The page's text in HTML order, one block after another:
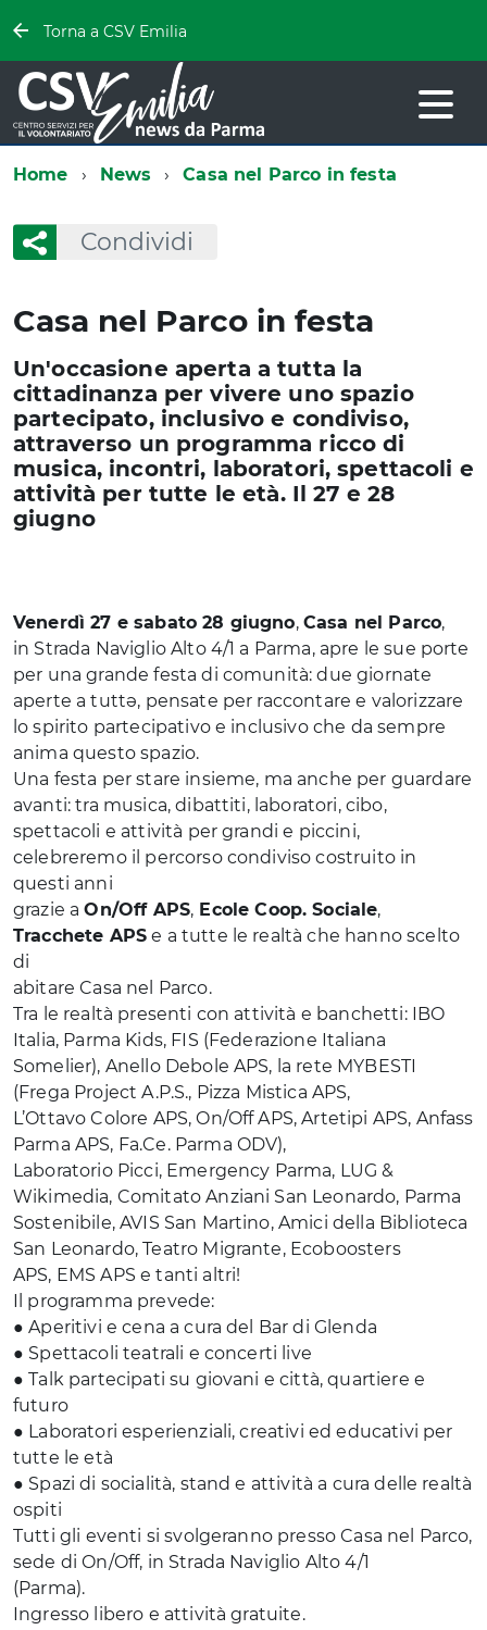
Torna a CSV Emilia
Home News Casa nel Parco in festa
Casa nel Parco in festa
Un'occasione aperta a tutta la
cittadinanza per vivere uno spazio
partecipato, inclusivo e condiviso,
attraverso un programma ricco di
musica, incontri, laboratori, spettacoli e
attività per tutte le età. Il 27 e 28
giugno
Condividi
Venerdì 27 e sabato 28 giugno, Casa nel Parco,
in Strada Naviglio Alto 4/1 a Parma, apre le sue porte
per una grande festa di comunità: due giornate
aperte a tuttə, pensate per raccontare e valorizzare
lo spirito partecipativo e inclusivo che da sempre
anima questo spazio.
Una festa per stare insieme, ma anche per guardare
avanti: tra musica, dibattiti, laboratori, cibo,
spettacoli e attività per grandi e piccini,
celebreremo il percorso condiviso costruito in
questi anni
grazie aOn/Off APS, Ecole Coop. Sociale,
Tracchete APS e a tutte le realtà che hanno scelto
di
abitare Casa nel Parco.
Tra le realtà presenti con attività e banchetti: IBO
Italia, Parma Kids, FIS (Federazione Italiana
Somelier), Anello Debole APS, la rete MYBESTI
(Frega Project A.P.S., Pizza Mistica APS,
L’Ottavo Colore APS, On/Off APS, Artetipi APS, Anfass
Parma APS, Fa.Ce. Parma ODV),
Laboratorio Picci, Emergency Parma, LUG &
Wikimedia, Comitato Anziani San Leonardo, Parma
Sostenibile, AVIS San Martino, Amici della Biblioteca
San Leonardo, Teatro Migrante, Ecoboosters
APS, EMS APS e tanti altri!
Il programma prevede:
● Aperitivi e cena a cura del Bar di Glenda
● Spettacoli teatrali e concerti live
● Talk partecipati su giovani e città, quartiere e
futuro
● Laboratori esperienziali, creativi ed educativi per
tutte le età
● Spazi di socialità, stand e attività a cura delle realtà
ospiti
Tutti gli eventi si svolgeranno presso Casa nel Parco,
sede di On/Off, in Strada Naviglio Alto 4/1
(Parma).
Ingresso libero e attività gratuite.